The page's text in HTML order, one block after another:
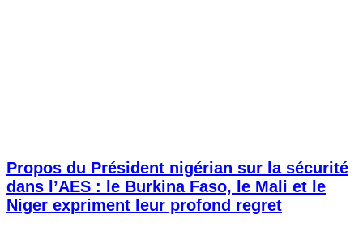
Propos du Président nigérian sur la sécurité
dans l’AES : le Burkina Faso, le Mali et le
Niger expriment leur profond regret